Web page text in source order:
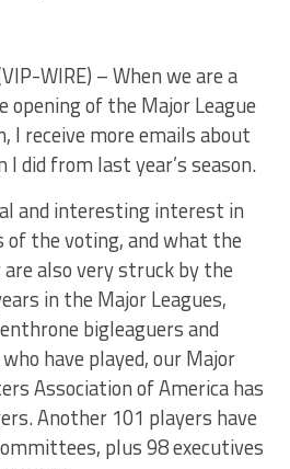
WIRE) – When we are a
of the Major League
I receive more emails about
did from last year’s season.
and interesting interest in
the voting, and what the
also very struck by the
in the Major Leagues,
bigleaguers and
have played, our Major
Association of America has
Another 101 players have
plus 98 executives